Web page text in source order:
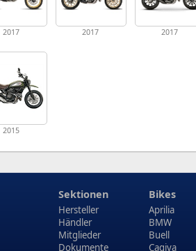
2017 2017 2017
2015
Sektionen
Hersteller
Händler
Mitglieder
Dokumente
Bikes
Aprilia
BMW
Buell
Cagiva